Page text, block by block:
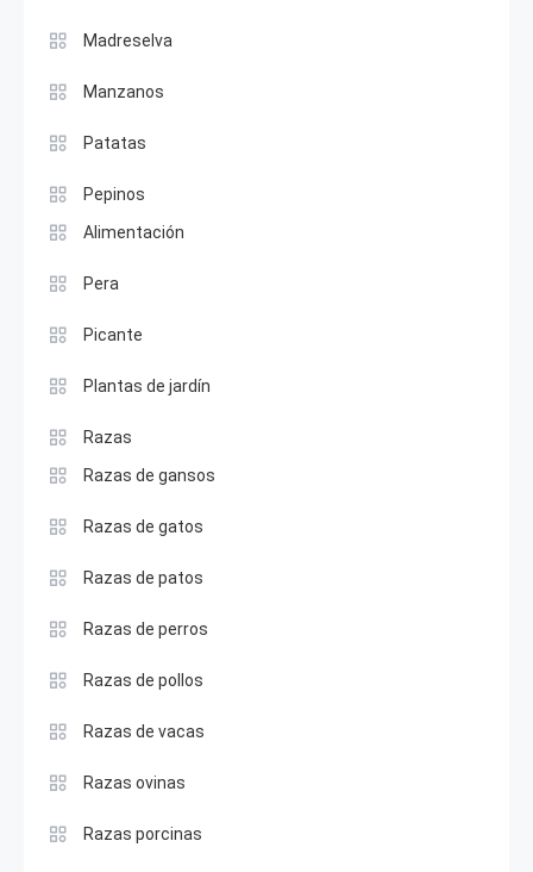
Madreselva
Manzanos
Patatas
Pepinos
Alimentación
Pera
Picante
Plantas de jardín
Razas
Razas de gansos
Razas de gatos
Razas de patos
Razas de perros
Razas de pollos
Razas de vacas
Razas ovinas
Razas porcinas